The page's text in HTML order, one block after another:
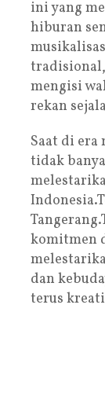
ini yang
hiburan
mengisi
rekan
Saat di
tidak
komitmen
dan
terus